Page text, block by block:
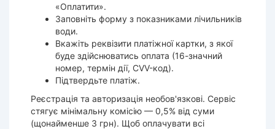
«Оплатити».
Заповніть форму з показниками лічильників
води.
Вкажіть реквізити платіжної картки, з якої
буде здійснюватись оплата (16-значний
номер, термін дії, CVV-код).
Підтвердьте платіж.
Реєстрація та авторизація необов'язкові. Сервіс
стягує мінімальну комісію — 0,5% від суми
(щонайменше 3 грн). Щоб оплачувати всі